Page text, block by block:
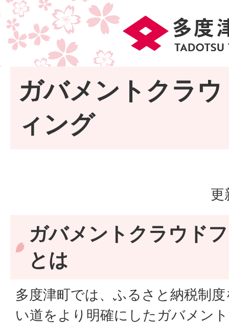
ガバメントクラ
ィング
更
ガバメントクラウド
とは
多度津町では、ふるさと納税制
い道をより明確にしたガバメン